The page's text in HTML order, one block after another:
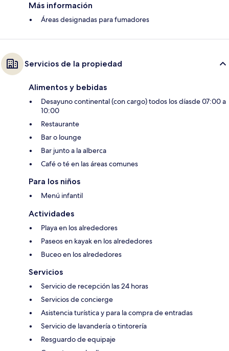
Más información
Áreas designadas para fumadores
Servicios de la propiedad
Alimentos y bebidas
Desayuno continental (con cargo) todos los díasde 07:00 a
10:00
Restaurante
Bar o lounge
Bar junto a la alberca
Café o té en las áreas comunes
Para los niños
Menú infantil
Actividades
Playa en los alrededores
Paseos en kayak en los alrededores
Buceo en los alrededores
Servicios
Servicio de recepción las 24 horas
Servicios de concierge
Asistencia turística y para la compra de entradas
Servicio de lavandería o tintorería
Resguardo de equipaje